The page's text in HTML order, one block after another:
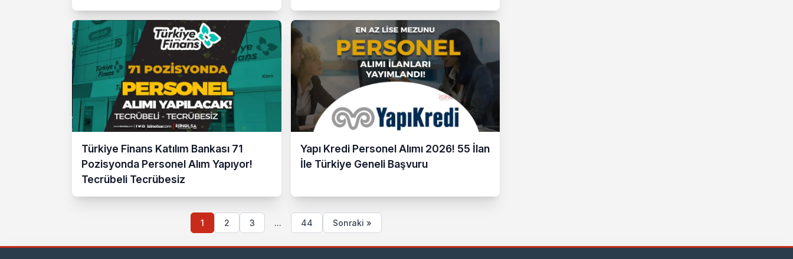
Türkiye Finans Katılım Bankası 71
Pozisyonda Personel Alım Yapıyor!
Tecrübeli Tecrübesiz
Yapı Kredi Personel Alımı 2026! 55 İlan
İle Türkiye Geneli Başvuru
1 2 3 ... 44 Sonraki »